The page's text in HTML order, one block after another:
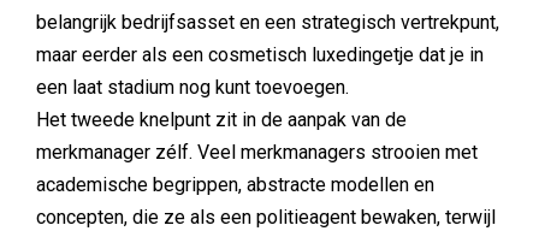
belangrijk bedrijfsasset en een strategisch vertrekpunt,
maar eerder als een cosmetisch luxedingetje dat je in
een laat stadium nog kunt toevoegen.
Het tweede knelpunt zit in de aanpak van de
merkmanager zélf. Veel merkmanagers strooien met
academische begrippen, abstracte modellen en
concepten, die ze als een politieagent bewaken, terwijl